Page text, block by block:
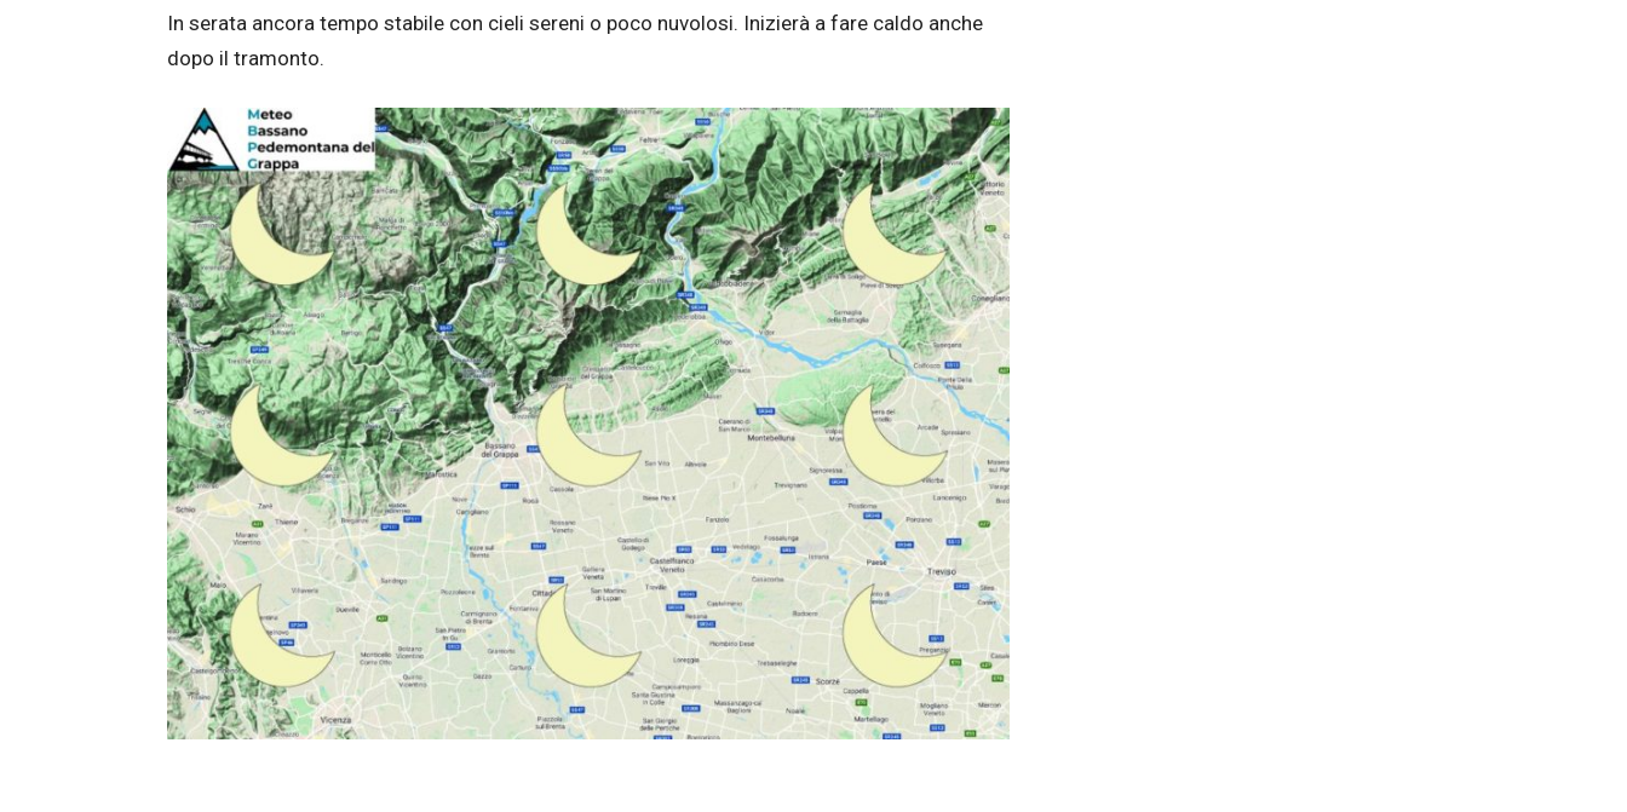
In serata ancora tempo stabile con cieli sereni o poco nuvolosi. Inizierà a fare caldo anche
dopo il tramonto.